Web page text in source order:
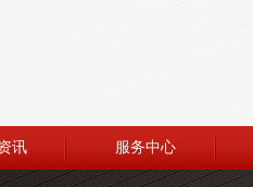
讯 服务中心